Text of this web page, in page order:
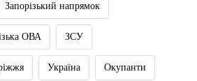
Запорізький напрямок
ОВА ЗСУ
Україна Окупанти